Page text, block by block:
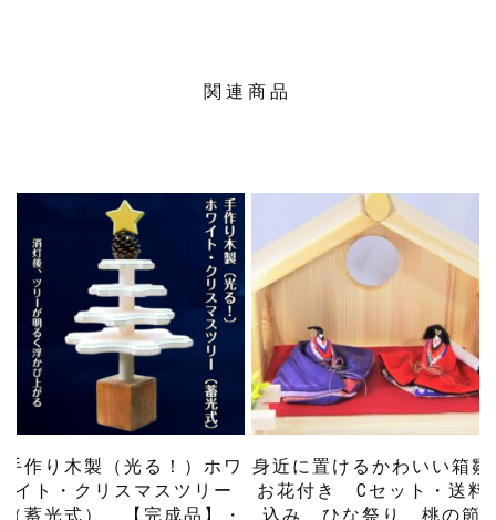
関連商品
手作り木製（光る！）ホワ
イト・クリスマスツリー
（蓄光式） 【完成品】・
身近に置けるかわいい箱雛
お花付き Cセット・送料
込み ひな祭り 桃の節